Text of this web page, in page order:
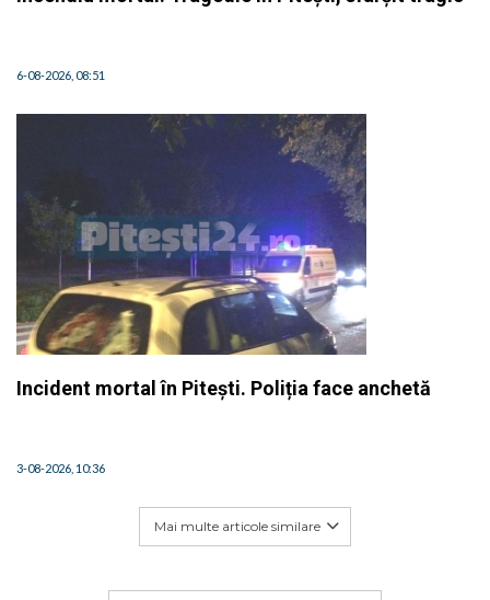
6-08-2026, 08:51
Incident mortal în Pitești. Poliția face anchetă
3-08-2026, 10:36
Mai multe articole similare